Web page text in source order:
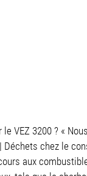
VEZ 3200 ? «
chez le
aux